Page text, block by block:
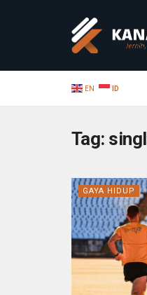
EN ID
Tag:
GAYA HIDUP